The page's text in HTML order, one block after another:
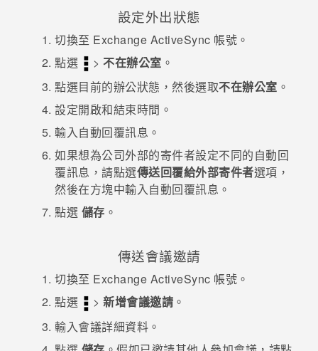
設定外出狀態
切換至 Exchange ActiveSync 帳號。
點選
> 不在辦公室 。
點選目前的辦公狀態，然後選取不在辦公室 。
設定開啟和結束時間。
輸入自動回覆訊息。
如果想為公司外部的寄件者設定不同的自動回
覆訊息，請點選傳送回覆給外部寄件者選項，
然後在方塊中輸入自動回覆訊息。
點選 儲存 。
傳送會議邀請
切換至 Exchange ActiveSync 帳號。
點選
> 新增會議邀請 。
輸入會議詳細資料。